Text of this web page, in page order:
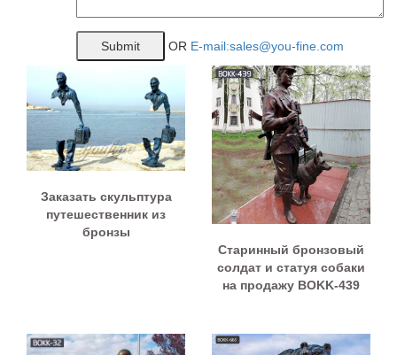
OR E-mail:sales@you-fine.com
Заказать скульптура
путешественник из
бронзы
Старинный бронзовый
солдат и статуя собаки
на продажу BOKK-439